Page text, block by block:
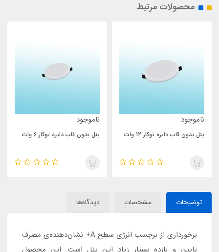
محصولات مرتبط
ناموجود
پنل بدون قاب دایره توکار 12 وات
ناموجود
پنل بدون قاب دایره توکار 6 وات
توضیحات مشخصات دیدگاه‌ها
برخورداری از برچسب انرژی سطح A+ نشان‌دهنده‌ی مصرف
پایین و بازده بسیار زیاد این پنل است. این محصول